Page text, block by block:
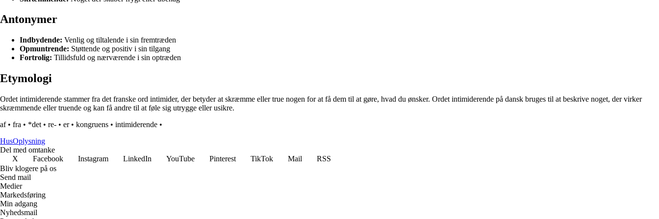
Antonymer
Indbydende: Venlig og tiltalende i sin fremtræden
Opmuntrende: Støttende og positiv i sin tilgang
Fortrolig: Tillidsfuld og nærværende i sin optræden
Etymologi
Ordet intimiderende stammer fra det franske ord intimider, der betyder at skræmme eller true nogen for at få dem til at gøre, hvad du ønsker. Ordet intimiderende på dansk bruges til at beskrive noget, der virker
skræmmende eller truende og kan få andre til at føle sig utrygge eller usikre.
af• fra • *det • re- • er• kongruens • intimiderende •
HusOplysning
Del med omtanke
X
Facebook Instagram LinkedIn YouTube Pinterest TikTok Mail
RSS
Bliv klogere på os
Send mail
Medier
Markedsføring
Min adgang
Nyhedsmail